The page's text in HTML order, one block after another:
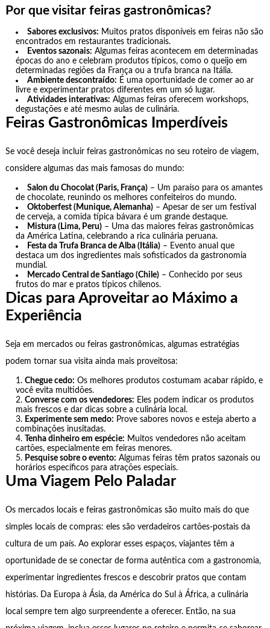
Por que visitar feiras gastronômicas?
Sabores exclusivos: Muitos pratos disponíveis em feiras não são
encontrados em restaurantes tradicionais.
Eventos sazonais: Algumas feiras acontecem em determinadas
épocas do ano e celebram produtos típicos, como o queijo em
determinadas regiões da França ou a trufa branca na Itália.
Ambiente descontraído: É uma oportunidade de comer ao ar
livre e experimentar pratos diferentes em um só lugar.
Atividades interativas: Algumas feiras oferecem workshops,
degustações e até mesmo aulas de culinária.
Feiras Gastronômicas Imperdíveis
Se você deseja incluir feiras gastronômicas no seu roteiro de viagem,
considere algumas das mais famosas do mundo:
Salon du Chocolat (Paris, França) – Um paraíso para os amantes
de chocolate, reunindo os melhores confeiteiros do mundo.
Oktoberfest (Munique, Alemanha) – Apesar de ser um festival
de cerveja, a comida típica bávara é um grande destaque.
Mistura (Lima, Peru) – Uma das maiores feiras gastronômicas
da América Latina, celebrando a rica culinária peruana.
Festa da Trufa Branca de Alba (Itália) – Evento anual que
destaca um dos ingredientes mais sofisticados da gastronomia
mundial.
Mercado Central de Santiago (Chile) – Conhecido por seus
frutos do mar e pratos típicos chilenos.
Dicas para Aproveitar ao Máximo a
Experiência
Seja em mercados ou feiras gastronômicas, algumas estratégias
podem tornar sua visita ainda mais proveitosa:
Chegue cedo: Os melhores produtos costumam acabar rápido, e
você evita multidões.
Converse com os vendedores: Eles podem indicar os produtos
mais frescos e dar dicas sobre a culinária local.
Experimente sem medo: Prove sabores novos e esteja aberto a
combinações inusitadas.
Tenha dinheiro em espécie: Muitos vendedores não aceitam
cartões, especialmente em feiras menores.
Pesquise sobre o evento: Algumas feiras têm pratos sazonais ou
horários específicos para atrações especiais.
Uma Viagem Pelo Paladar
Os mercados locais e feiras gastronômicas são muito mais do que
simples locais de compras: eles são verdadeiros cartões-postais da
cultura de um país. Ao explorar esses espaços, viajantes têm a
oportunidade de se conectar de forma autêntica com a gastronomia,
experimentar ingredientes frescos e descobrir pratos que contam
histórias. Da Europa à Ásia, da América do Sul à África, a culinária
local sempre tem algo surpreendente a oferecer. Então, na sua